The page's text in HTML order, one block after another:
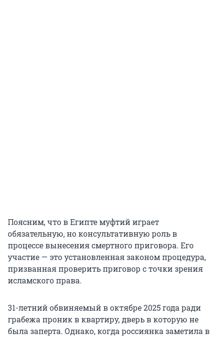
Поясним, что в Египте муфтий играет
обязательную, но консультативную роль в
процессе вынесения смертного приговора. Его
участие — это установленная законом процедура,
призванная проверить приговор с точки зрения
исламского права.
31-летний обвиняемый в октябре 2025 года ради
грабежа проник в квартиру, дверь в которую не
была заперта. Однако, когда россиянка заметила в